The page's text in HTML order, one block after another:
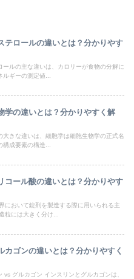
テロールの違いとは？分かりやす
ールの主な違いは、カロリーが食物の分解に
ギーの測定値...
学の違いとは？分かりやすく解
大きな違いは、細胞学は細胞生物学の正式名
成要素の構造...
コール酸の違いとは？分かりやす
において錠剤を製造する際に用いられる主
粒には大きく分け...
カゴンの違いとは？分かりやすく
vs グルカゴン インスリンとグルカゴンは、